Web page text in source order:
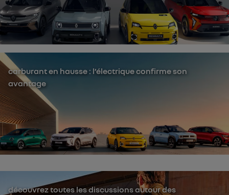
carburant en hausse : l’électrique confirme son
avantage
découvrez toutes les discussions autour des